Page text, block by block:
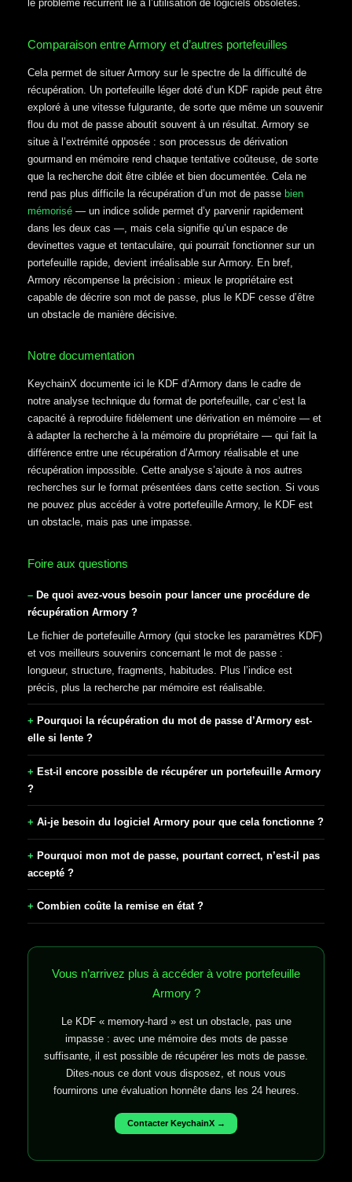
le problème récurrent lié à l’utilisation de logiciels obsolètes.
Comparaison entre Armory et d’autres portefeuilles
Cela permet de situer Armory sur le spectre de la difficulté de
récupération. Un portefeuille léger doté d’un KDF rapide peut être
exploré à une vitesse fulgurante, de sorte que même un souvenir
flou du mot de passe aboutit souvent à un résultat. Armory se
situe à l’extrémité opposée : son processus de dérivation
gourmand en mémoire rend chaque tentative coûteuse, de sorte
que la recherche doit être ciblée et bien documentée. Cela ne
rend pas plus difficile la récupération d’un mot de passe bien
mémorisé — un indice solide permet d’y parvenir rapidement
dans les deux cas —, mais cela signifie qu’un espace de
devinettes vague et tentaculaire, qui pourrait fonctionner sur un
portefeuille rapide, devient irréalisable sur Armory. En bref,
Armory récompense la précision : mieux le propriétaire est
capable de décrire son mot de passe, plus le KDF cesse d’être
un obstacle de manière décisive.
Notre documentation
KeychainX documente ici le KDF d’Armory dans le cadre de
notre analyse technique du format de portefeuille, car c’est la
capacité à reproduire fidèlement une dérivation en mémoire — et
à adapter la recherche à la mémoire du propriétaire — qui fait la
différence entre une récupération d’Armory réalisable et une
récupération impossible. Cette analyse s’ajoute à nos autres
recherches sur le format présentées dans cette section. Si vous
ne pouvez plus accéder à votre portefeuille Armory, le KDF est
un obstacle, mais pas une impasse.
Foire aux questions
De quoi avez-vous besoin pour lancer une procédure de
récupération Armory ?
Le fichier de portefeuille Armory (qui stocke les paramètres KDF)
et vos meilleurs souvenirs concernant le mot de passe :
longueur, structure, fragments, habitudes. Plus l’indice est
précis, plus la recherche par mémoire est réalisable.
Pourquoi la récupération du mot de passe d’Armory est-
elle si lente ?
Est-il encore possible de récupérer un portefeuille Armory
?
Ai-je besoin du logiciel Armory pour que cela fonctionne ?
Pourquoi mon mot de passe, pourtant correct, n’est-il pas
accepté ?
Combien coûte la remise en état ?
Vous n’arrivez plus à accéder à votre portefeuille
Armory ?
Le KDF « memory-hard » est un obstacle, pas une
impasse : avec une mémoire des mots de passe
suffisante, il est possible de récupérer les mots de passe.
Dites-nous ce dont vous disposez, et nous vous
fournirons une évaluation honnête dans les 24 heures.
Contacter KeychainX →